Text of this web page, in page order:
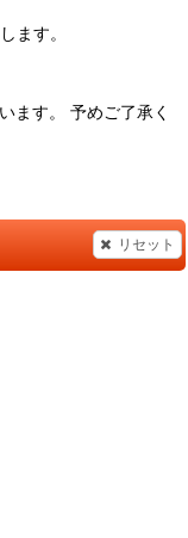
ます。
ます。 予めご了承く
リセット